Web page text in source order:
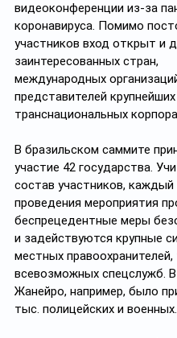
видеоконференции из-за
коронавируса. Помимо
участников вход открыт и
заинтересованных стран,
международных
представителей крупнейших
транснациональных
В бразильском саммите
участие 42 государства.
состав участников, каждый
проведения мероприятия
беспрецедентные меры
и задействуются крупные
местных правоохранителей,
всевозможных спецслужб.
Жанейро, например, было
тыс. полицейских и военных.